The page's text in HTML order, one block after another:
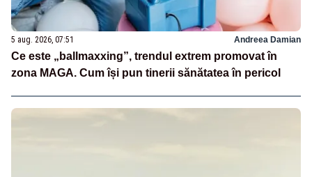
5 aug. 2026, 07:51 Andreea Damian
Ce este „ballmaxxing”, trendul extrem promovat în
zona MAGA. Cum își pun tinerii sănătatea în pericol